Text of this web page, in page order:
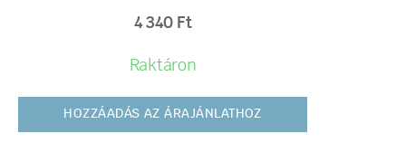
4 340 Ft
Raktáron
HOZZÁADÁS AZ ÁRAJÁNLATHOZ